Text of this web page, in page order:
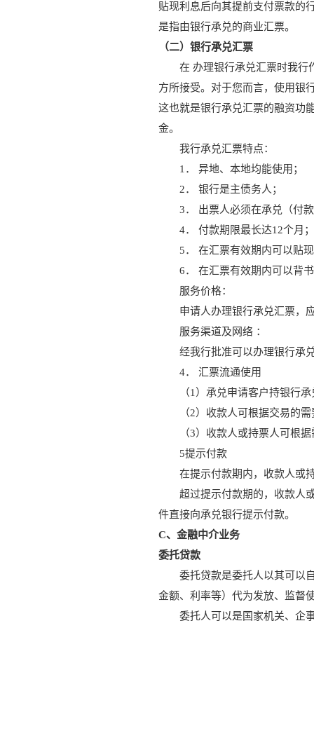
贴现利息后向其提前支付票款的
是指由银行承兑的商业汇票。
（二）银行承兑汇票
在 办理银行承兑汇票时我行
方所接受。对于您而言，使用银
这也就是银行承兑汇票的融资功
金。
我行承兑汇票特点：
1． 异地、本地均能使用；
2． 银行是主债务人；
3． 出票人必须在承兑（付
4． 付款期限最长达12个月；
5． 在汇票有效期内可以贴
6． 在汇票有效期内可以背
服务价格：
申请人办理银行承兑汇票，
服务渠道及网络 ：
经我行批准可以办理银行承
4． 汇票流通使用
（1）承兑申请客户持银行
（2）收款人可根据交易的
（3）收款人或持票人可根
5提示付款
在提示付款期内，收款人或
超过提示付款期的，收款人
件直接向承兑银行提示付款。
C、金融中介业务
委托贷款
委托贷款是委托人以其可以
金额、利率等）代为发放、监督
委托人可以是国家机关、企